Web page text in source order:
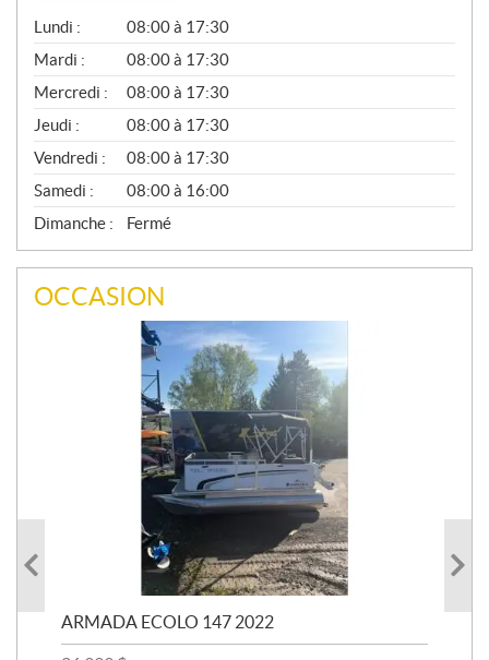
G
É
N
É
R
A
L
Lundi :
08:00 à 17:30
Mardi :
08:00 à 17:30
Mercredi :
08:00 à 17:30
Jeudi :
08:00 à 17:30
Vendredi :
08:00 à 17:30
Samedi :
08:00 à 16:00
Dimanche :
Fermé
OCCASION
ARMADA ECOLO 147 2022